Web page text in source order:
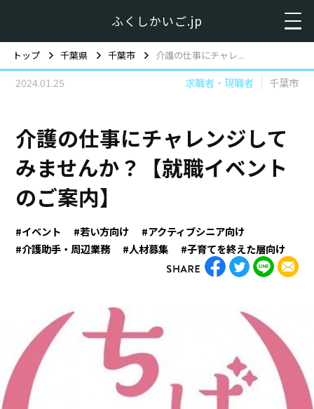
ふくしかいご.jp
トップ 千葉県 千葉市 介護の仕事にチャレ...
2024.01.25 求職者・現職者 千葉市
介護の仕事にチャレンジして
みませんか？【就職イベント
のご案内】
#イベント #若い方向け
#アクティブシニア向け
#介護助手・周辺業務
#人材募集 #子育てを終えた層向け